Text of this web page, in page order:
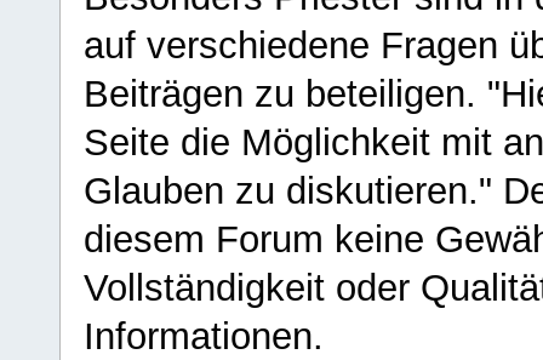
auf verschiedene Fragen
Beiträgen zu beteiligen.
Seite die Möglichkeit mit
Glauben zu diskutieren."
diesem Forum keine
Vollständigkeit oder
Informationen.